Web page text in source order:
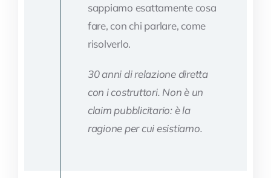
sappiamo esattamente cosa
fare, con chi parlare, come
risolverlo.
30 anni di relazione diretta
con i costruttori. Non è un
claim pubblicitario: è la
ragione per cui esistiamo.